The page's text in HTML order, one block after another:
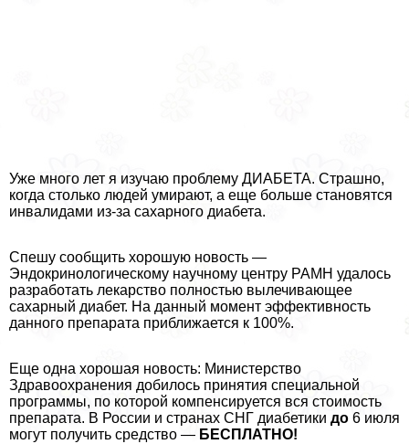
Уже много лет я изучаю проблему ДИАБЕТА. Страшно,
когда столько людей умирают, а еще больше становятся
инвалидами из-за сахарного диабета.
Спешу сообщить хорошую новость —
Эндокринологическому научному центру РАМН удалось
разработать лекарство полностью вылечивающее
сахарный диабет. На данный момент эффективность
данного препарата приближается к 100%.
Еще одна хорошая новость: Министерство
Здравоохранения добилось принятия специальной
программы, по которой компенсируется вся стоимость
препарата. В России и странах СНГ диабетики до 6 июля
могут получить средство — БЕСПЛАТНО!